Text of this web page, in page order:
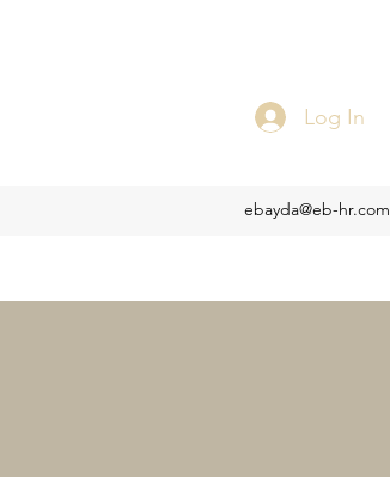
Log In
ebayda@eb-hr.com